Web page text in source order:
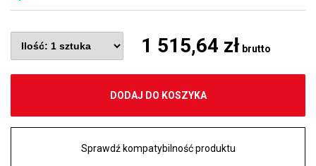
1 515,64 zł brutto
DODAJ DO KOSZYKA
Sprawdź kompatybilność produktu